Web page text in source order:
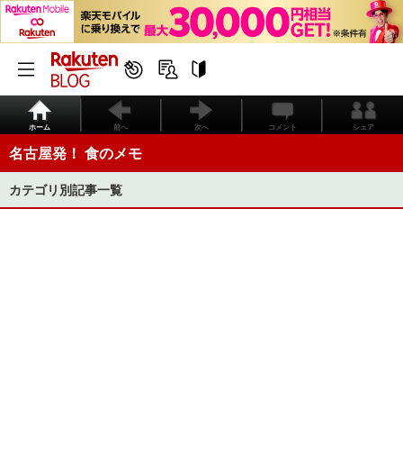
ホーム 前へ 次へ コメント シェア
名古屋発！ 食のメモ
カテゴリ別記事一覧